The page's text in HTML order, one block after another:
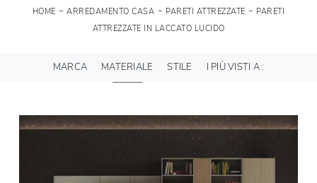
HOME -ARREDAMENTO CASA - PARETI ATTREZZATE - PARETI
ATTREZZATE IN LACCATO LUCIDO
MARCA MATERIALE STILE I PIÙ VISTI A :